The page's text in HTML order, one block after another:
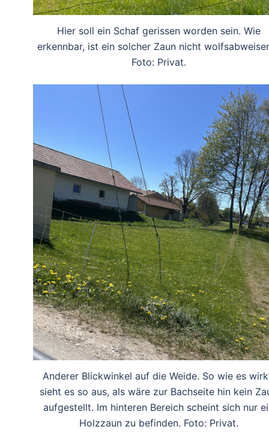
Hier soll ein Schaf gerissen worden sein. Wie
erkennbar, ist ein solcher Zaun nicht
Foto: Privat.
Anderer Blickwinkel auf die Weide. So wie es
sieht es so aus, als wäre zur Bachseite hin kein
aufgestellt. Im hinteren Bereich scheint sich nur
Holzzaun zu befinden. Foto: Privat.